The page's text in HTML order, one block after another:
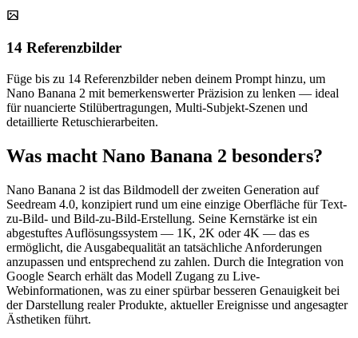
14 Referenzbilder
Füge bis zu 14 Referenzbilder neben deinem Prompt hinzu, um
Nano Banana 2 mit bemerkenswerter Präzision zu lenken — ideal
für nuancierte Stilübertragungen, Multi-Subjekt-Szenen und
detaillierte Retuschierarbeiten.
Was macht Nano Banana 2 besonders?
Nano Banana 2 ist das Bildmodell der zweiten Generation auf
Seedream 4.0, konzipiert rund um eine einzige Oberfläche für Text-
zu-Bild- und Bild-zu-Bild-Erstellung. Seine Kernstärke ist ein
abgestuftes Auflösungssystem — 1K, 2K oder 4K — das es
ermöglicht, die Ausgabequalität an tatsächliche Anforderungen
anzupassen und entsprechend zu zahlen. Durch die Integration von
Google Search erhält das Modell Zugang zu Live-
Webinformationen, was zu einer spürbar besseren Genauigkeit bei
der Darstellung realer Produkte, aktueller Ereignisse und angesagter
Ästhetiken führt.